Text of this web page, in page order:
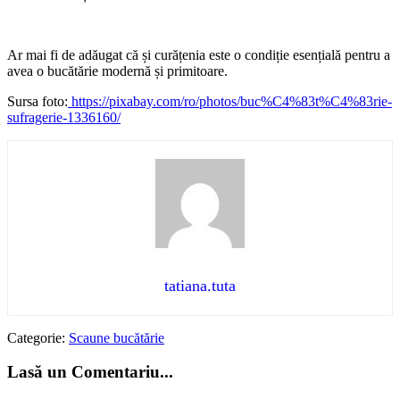
Ar mai fi de adăugat că și curățenia este o condiție esențială pentru a
avea o bucătărie modernă și primitoare.
Sursa foto: https://pixabay.com/ro/photos/buc%C4%83t%C4%83rie-
sufragerie-1336160/
tatiana.tuta
Categorie: Scaune bucătărie
Lasă un Comentariu...